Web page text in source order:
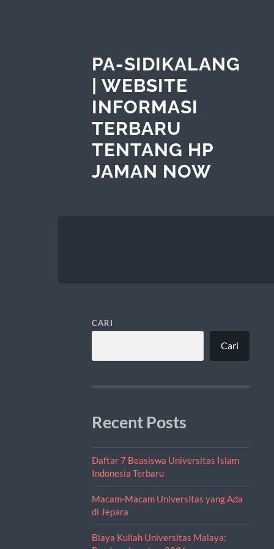
PA-SIDIKALANG
| WEBSITE
INFORMASI
TERBARU
TENTANG HP
JAMAN NOW
CARI
Cari
Recent Posts
Daftar 7 Beasiswa Universitas Islam
Indonesia Terbaru
Macam-Macam Universitas yang Ada
di Jepara
Biaya Kuliah Universitas Malaya: